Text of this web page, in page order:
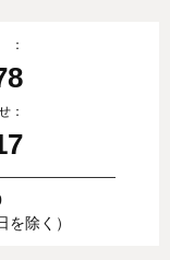
：
：
を除く）